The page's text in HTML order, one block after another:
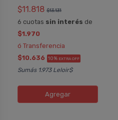
$11.818 $13.131
6 cuotas sin interés de
$1.970
ó Transferencia
$10.636 10% EXTRA OFF
Sumás 1.973 Leloir$
Agregar